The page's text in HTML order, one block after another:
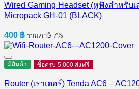
Wired Gaming Headset (หูฟังสำหรับ
Micropack GH-01 (BLACK)
400 ฿ รวมภาษี 7%
มีสินค้า ซื้อครบ 5,000 ส่งฟรี
Router (เราเตอร์) Tenda AC6 –